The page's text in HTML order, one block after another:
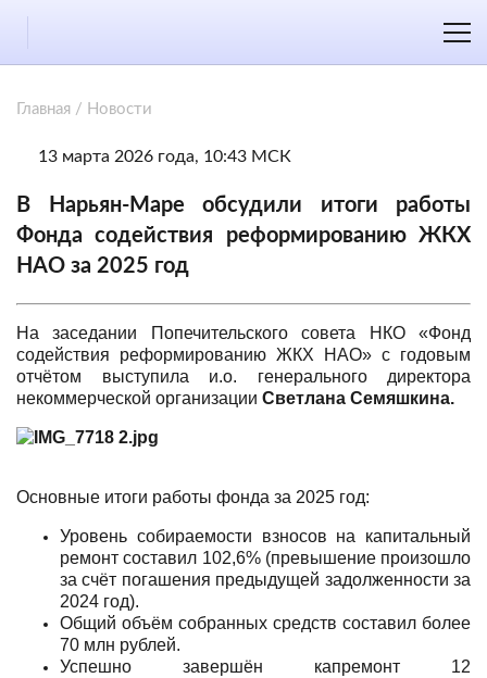
Главная / Новости
13 марта 2026 года, 10:43 МСК
В Нарьян-Маре обсудили итоги работы
Фонда содействия реформированию ЖКХ
НАО за 2025 год
На заседании Попечительского совета НКО «Фонд
содействия реформированию ЖКХ НАО» с годовым
отчётом выступила и.о. генерального директора
некоммерческой организации Светлана Семяшкина.
Основные итоги работы фонда за 2025 год:
Уровень собираемости взносов на капитальный
ремонт составил 102,6% (превышение произошло
за счёт погашения предыдущей задолженности за
2024 год).
Общий объём собранных средств составил более
70 млн рублей.
Успешно завершён капремонт 12